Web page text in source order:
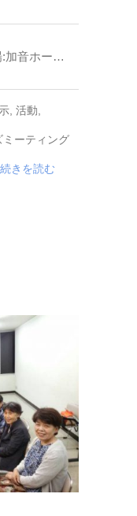
:加音ホー…
活動
ミーティング
続きを読む